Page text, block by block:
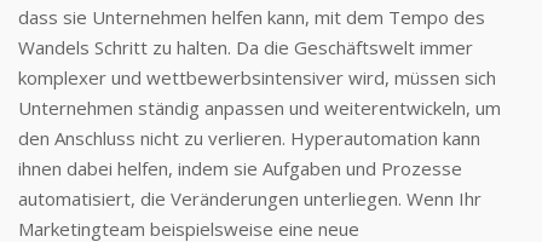
dass sie Unternehmen helfen kann, mit dem Tempo des
Wandels Schritt zu halten. Da die Geschäftswelt immer
komplexer und wettbewerbsintensiver wird, müssen sich
Unternehmen ständig anpassen und weiterentwickeln, um
den Anschluss nicht zu verlieren. Hyperautomation kann
ihnen dabei helfen, indem sie Aufgaben und Prozesse
automatisiert, die Veränderungen unterliegen. Wenn Ihr
Marketingteam beispielsweise eine neue